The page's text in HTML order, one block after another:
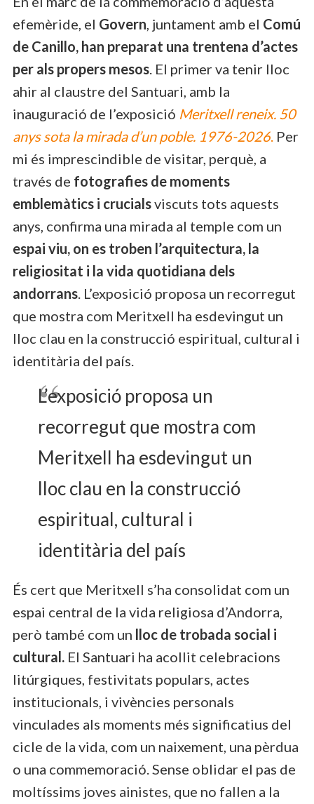
efemèride, el Govern, juntament amb el Comú
de Canillo, han preparat una trentena d’actes
per als propers mesos. El primer va tenir lloc
ahir al claustre del Santuari, amb la
inauguració de l’exposició Meritxell reneix. 50
anys sota la mirada d’un poble. 1976-2026. Per
mi és imprescindible de visitar, perquè, a
través de fotografies de moments
emblemàtics i crucialsviscuts tots aquests
anys, confirma una mirada al temple com un
espai viu, on es troben l’arquitectura, la
religiositat i la vida quotidiana dels
andorrans. L’exposició proposa un recorregut
que mostra com Meritxell ha esdevingut un
lloc clau en la construcció espiritual, cultural i
identitària del país.
L’exposició proposa un
recorregut que mostra com
Meritxell ha esdevingut un
lloc clau en la construcció
espiritual, cultural i
identitària del país
És cert que Meritxell s’ha consolidat com un
espai central de la vida religiosa d’Andorra,
però també com un lloc de trobada social i
cultural. El Santuari ha acollit celebracions
litúrgiques, festivitats populars, actes
institucionals, i vivències personals
vinculades als moments més significatius del
cicle de la vida, com un naixement, una pèrdua
o una commemoració. Sense oblidar el pas de
moltíssims joves ainistes, que no fallen a la